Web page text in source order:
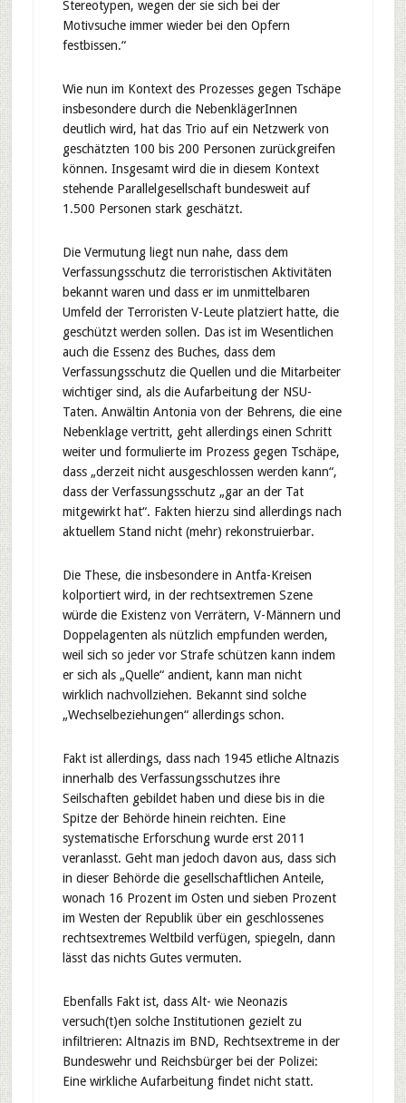
Stereotypen, wegen der sie sich bei der
Motivsuche immer wieder bei den Opfern
festbissen.“
Wie nun im Kontext des Prozesses gegen Tschäpe
insbesondere durch die NebenklägerInnen
deutlich wird, hat das Trio auf ein Netzwerk von
geschätzten 100 bis 200 Personen zurückgreifen
können. Insgesamt wird die in diesem Kontext
stehende Parallelgesellschaft bundesweit auf
1.500 Personen stark geschätzt.
Die Vermutung liegt nun nahe, dass dem
Verfassungsschutz die terroristischen Aktivitäten
bekannt waren und dass er im unmittelbaren
Umfeld der Terroristen V-Leute platziert hatte, die
geschützt werden sollen. Das ist im Wesentlichen
auch die Essenz des Buches, dass dem
Verfassungsschutz die Quellen und die Mitarbeiter
wichtiger sind, als die Aufarbeitung der NSU-
Taten. Anwältin Antonia von der Behrens, die eine
Nebenklage vertritt, geht allerdings einen Schritt
weiter und formulierte im Prozess gegen Tschäpe,
dass „derzeit nicht ausgeschlossen werden kann“,
dass der Verfassungsschutz „gar an der Tat
mitgewirkt hat“. Fakten hierzu sind allerdings nach
aktuellem Stand nicht (mehr) rekonstruierbar.
Die These, die insbesondere in Antfa-Kreisen
kolportiert wird, in der rechtsextremen Szene
würde die Existenz von Verrätern, V-Männern und
Doppelagenten als nützlich empfunden werden,
weil sich so jeder vor Strafe schützen kann indem
er sich als „Quelle“ andient, kann man nicht
wirklich nachvollziehen. Bekannt sind solche
„Wechselbeziehungen“ allerdings schon.
Fakt ist allerdings, dass nach 1945 etliche Altnazis
innerhalb des Verfassungsschutzes ihre
Seilschaften gebildet haben und diese bis in die
Spitze der Behörde hinein reichten. Eine
systematische Erforschung wurde erst 2011
veranlasst. Geht man jedoch davon aus, dass sich
in dieser Behörde die gesellschaftlichen Anteile,
wonach 16 Prozent im Osten und sieben Prozent
im Westen der Republik über ein geschlossenes
rechtsextremes Weltbild verfügen, spiegeln, dann
lässt das nichts Gutes vermuten.
Ebenfalls Fakt ist, dass Alt- wie Neonazis
versuch(t)en solche Institutionen gezielt zu
infiltrieren: Altnazis im BND, Rechtsextreme in der
Bundeswehr und Reichsbürger bei der Polizei:
Eine wirkliche Aufarbeitung findet nicht statt.